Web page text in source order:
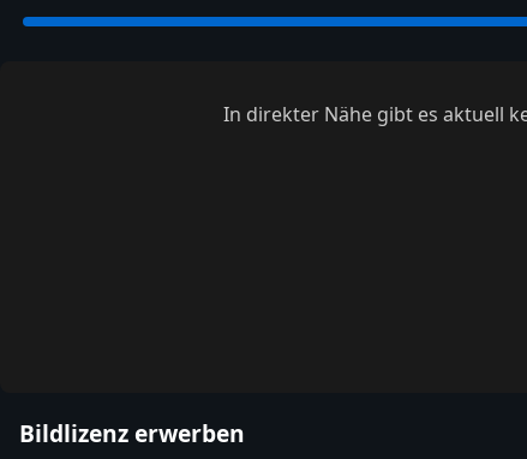
In direkter Nähe gibt es aktuell
Bildlizenz erwerben